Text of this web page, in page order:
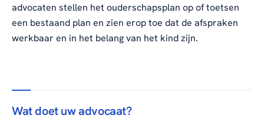
advocaten stellen het ouderschapsplan op of toetsen
een bestaand plan en zien erop toe dat de afspraken
werkbaar en in het belang van het kind zijn.
Wat doet uw advocaat?